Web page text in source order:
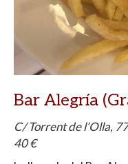
Bar Alegría
C/ Torrent de l’Olla,
40 €